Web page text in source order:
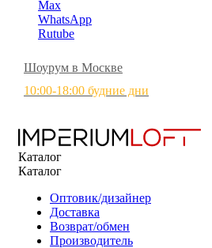
Max
WhatsApp
Rutube
Шоурум в Москве
10:00-18:00 будние дни
Каталог
Каталог
Оптовик/дизайнер
Доставка
Возврат/обмен
Производитель